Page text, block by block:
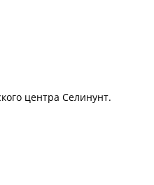
центра Селинунт.